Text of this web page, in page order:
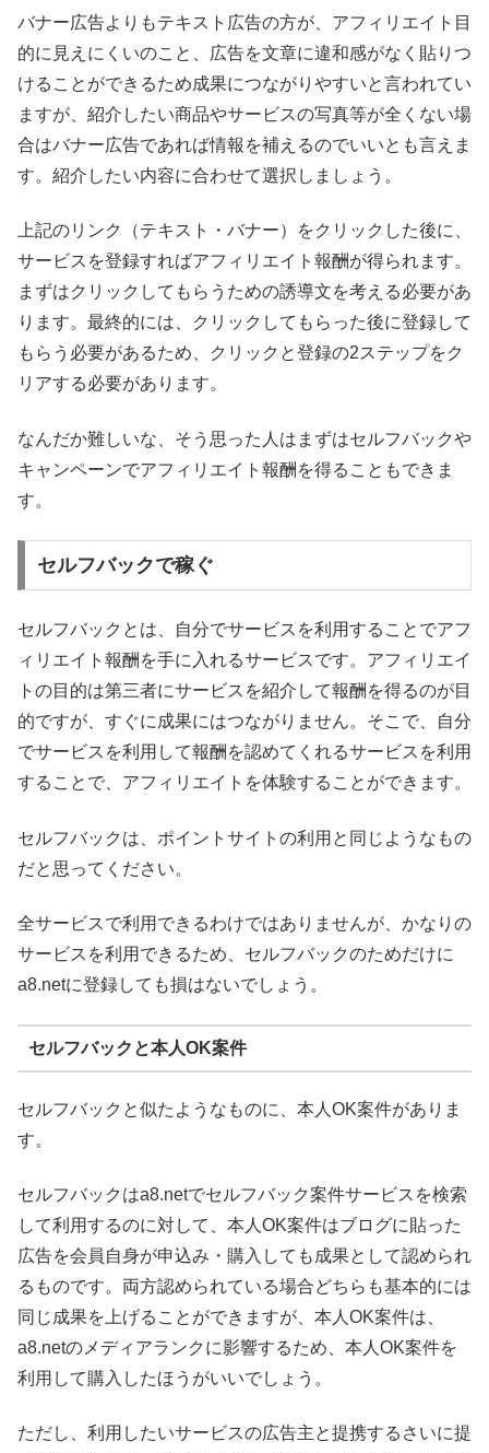
バナー広告よりもテキスト広告の方が、アフィリエイト目
的に見えにくいのこと、広告を文章に違和感がなく貼りつ
けることができるため成果につながりやすいと言われてい
ますが、紹介したい商品やサービスの写真等が全くない場
合はバナー広告であれば情報を補えるのでいいとも言えま
す。紹介したい内容に合わせて選択しましょう。
上記のリンク（テキスト・バナー）をクリックした後に、
サービスを登録すればアフィリエイト報酬が得られます。
まずはクリックしてもらうための誘導文を考える必要があ
ります。最終的には、クリックしてもらった後に登録して
もらう必要があるため、クリックと登録の2ステップをク
リアする必要があります。
なんだか難しいな、そう思った人はまずはセルフバックや
キャンペーンでアフィリエイト報酬を得ることもできま
す。
セルフバックで稼ぐ
セルフバックとは、自分でサービスを利用することでアフ
ィリエイト報酬を手に入れるサービスです。アフィリエイ
トの目的は第三者にサービスを紹介して報酬を得るのが目
的ですが、すぐに成果にはつながりません。そこで、自分
でサービスを利用して報酬を認めてくれるサービスを利用
することで、アフィリエイトを体験することができます。
セルフバックは、ポイントサイトの利用と同じようなもの
だと思ってください。
全サービスで利用できるわけではありませんが、かなりの
サービスを利用できるため、セルフバックのためだけに
a8.netに登録しても損はないでしょう。
セルフバックと本人OK案件
セルフバックと似たようなものに、本人OK案件がありま
す。
セルフバックはa8.netでセルフバック案件サービスを検索
して利用するのに対して、本人OK案件はブログに貼った
広告を会員自身が申込み・購入しても成果として認められ
るものです。両方認められている場合どちらも基本的には
同じ成果を上げることができますが、本人OK案件は、
a8.netのメディアランクに影響するため、本人OK案件を
利用して購入したほうがいいでしょう。
ただし、利用したいサービスの広告主と提携するさいに提